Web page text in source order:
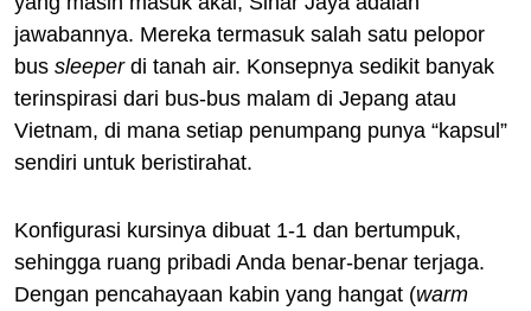
jawabannya. Mereka termasuk salah satu pelopor
bus sleeperdi tanah air. Konsepnya sedikit banyak
terinspirasi dari bus-bus malam di Jepang atau
Vietnam, di mana setiap penumpang punya “kapsul”
sendiri untuk beristirahat.
Konfigurasi kursinya dibuat 1-1 dan bertumpuk,
sehingga ruang pribadi Anda benar-benar terjaga.
Dengan pencahayaan kabin yang hangat (warm